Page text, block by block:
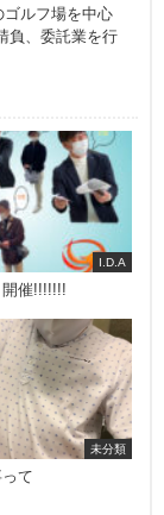
ルフ場を中心
負、委託業を行
I.D.A
催!!!!!!!
未分類
て